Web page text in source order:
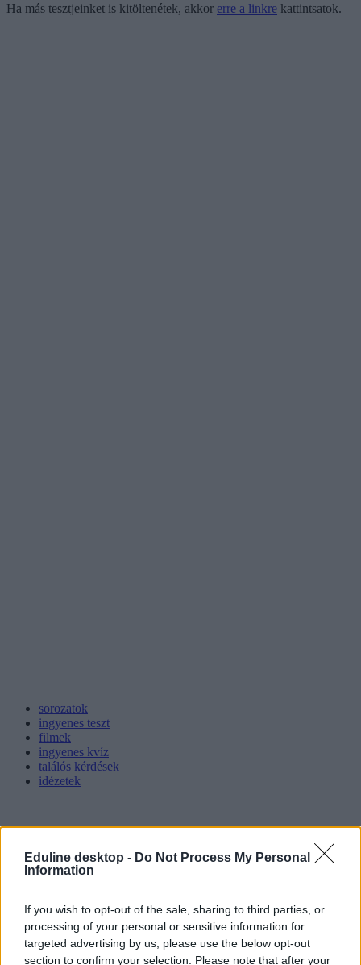
Eduline desktop - Do Not Process My Personal
Information
If you wish to opt-out of the sale, sharing to third parties, or
processing of your personal or sensitive information for
targeted advertising by us, please use the below opt-out
section to confirm your selection. Please note that after your
Ha más tesztjeinket is kitöltenétek, akkor erre a linkre kattintsatok.
sorozatok
ingyenes teszt
filmek
ingyenes kvíz
találós kérdések
idézetek